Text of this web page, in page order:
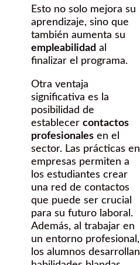
Esto no solo mejora su
aprendizaje, sino que
también aumenta su
empleabilidad al
finalizar el programa.
Otra ventaja
significativa es la
posibilidad de
establecer contactos
profesionales en el
sector. Las prácticas en
empresas permiten a
los estudiantes crear
una red de contactos
que puede ser crucial
para su futuro laboral.
Además, al trabajar en
un entorno profesional,
los alumnos desarrollan